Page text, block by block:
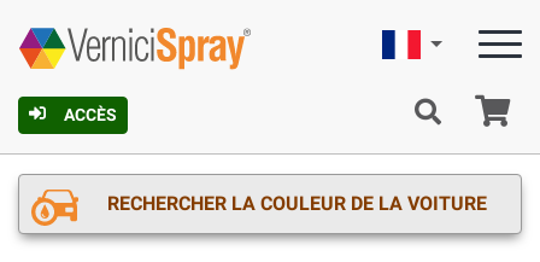
ACCÈS
Française
RECHERCHER LA COULEUR DE LA VOITURE